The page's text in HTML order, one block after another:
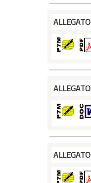
ALLEGATO
ALLEGATO
ALLEGATO